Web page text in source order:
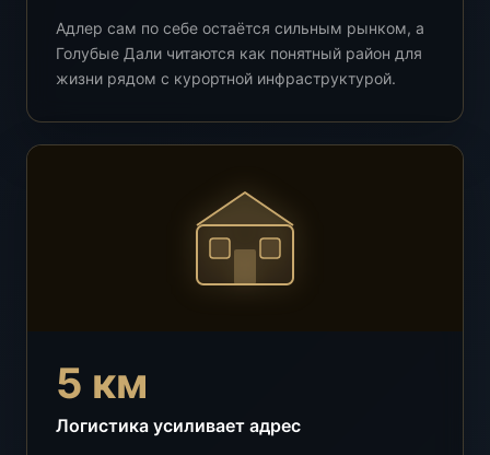
Адлер сам по себе остаётся сильным рынком, а
Голубые Дали читаются как понятный район для
жизни рядом с курортной инфраструктурой.
5 км
Логистика усиливает адрес